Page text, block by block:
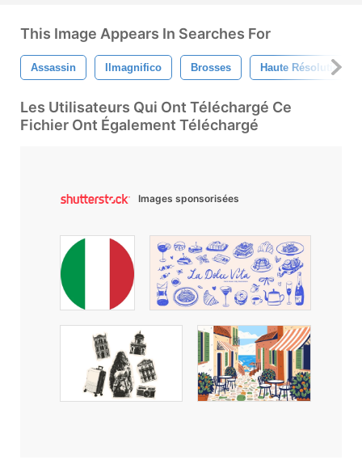
This Image Appears In Searches For
Assassin Ilmagnifico Brosses Haute Résolution
Les Utilisateurs Qui Ont Téléchargé Ce
Fichier Ont Également Téléchargé
Images sponsorisées